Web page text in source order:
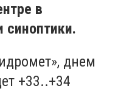
в
синоптики.
днем
+33..+34